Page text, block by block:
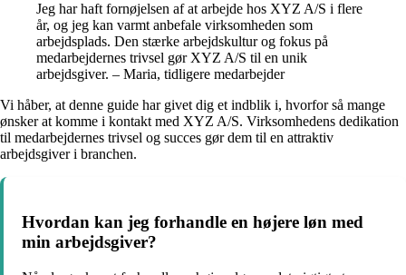
Jeg har haft fornøjelsen af at arbejde hos XYZ A/S i flere
år, og jeg kan varmt anbefale virksomheden som
arbejdsplads. Den stærke arbejdskultur og fokus på
medarbejdernes trivsel gør XYZ A/S til en unik
arbejdsgiver. – Maria, tidligere medarbejder
Vi håber, at denne guide har givet dig et indblik i, hvorfor så mange
ønsker at komme i kontakt med XYZ A/S. Virksomhedens dedikation
til medarbejdernes trivsel og succes gør dem til en attraktiv
arbejdsgiver i branchen.
Hvordan kan jeg forhandle en højere løn med
min arbejdsgiver?